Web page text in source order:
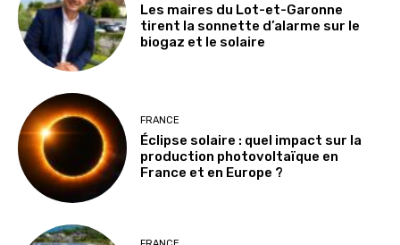
Les maires du Lot-et-Garonne
tirent la sonnette d’alarme sur le
biogaz et le solaire
FRANCE
Éclipse solaire : quel impact sur la
production photovoltaïque en
France et en Europe ?